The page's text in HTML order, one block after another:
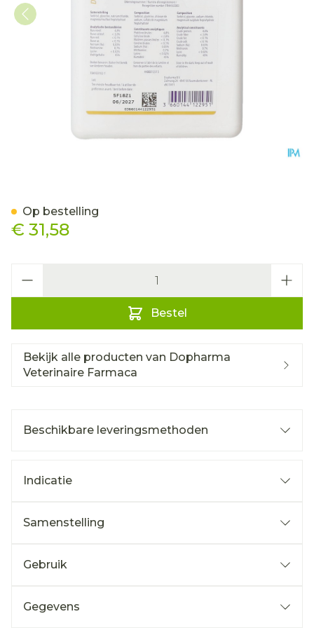
€ 31,58
Bestel
Op bestelling
Bekijk alle producten van Dopharma
Veterinaire Farmaca
Beschikbare leveringsmethoden
Indicatie
Samenstelling
Gebruik
Gegevens